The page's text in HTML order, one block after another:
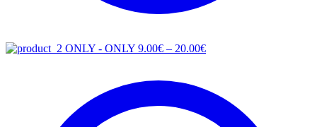
ONLY - ONLY 9.00€ – 20.00€Price
20.00€